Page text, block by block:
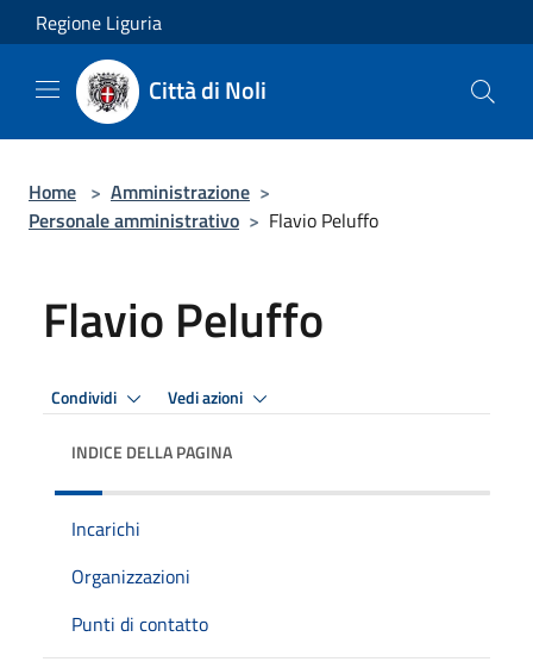
Salta al contenuto principale
Regione Liguria
Città di Noli
Home > Amministrazione >
Personale amministrativo > Flavio Peluffo
Flavio Peluffo
Condividi Vedi azioni
INDICE DELLA PAGINA
Incarichi
Organizzazioni
Punti di contatto